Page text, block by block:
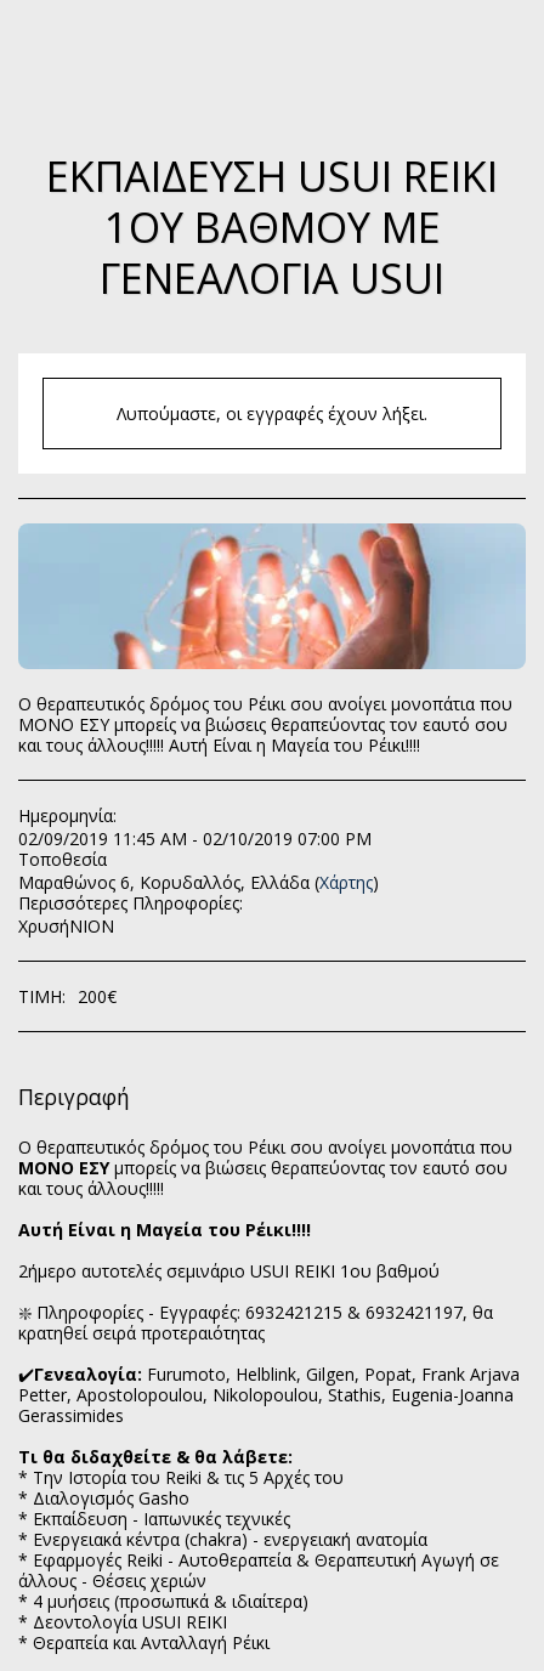
ΕΚΠΑΙΔΕΥΣΗ USUI REIKI
1OΥ ΒΑΘΜΟΎ ΜΕ
ΓΕΝΕΑΛΟΓΊΑ USUI
Λυπούμαστε, οι εγγραφές έχουν λήξει.
Ο θεραπευτικός δρόμος του Ρέικι σου ανοίγει μονοπάτια που
MONO EΣΥ μπορείς να βιώσεις θεραπεύοντας τον εαυτό σου
και τους άλλους!!!!! Αυτή Είναι η Μαγεία του Ρέικι!!!!
Ημερομηνία:
02/09/2019 11:45 AM - 02/10/2019 07:00 PM
Τοποθεσία
Μαραθώνος 6, Κορυδαλλός, Ελλάδα (Χάρτης)
Περισσότερες Πληροφορίες:
ΧρυσήΝΙΟΝ
ΤΙΜΉ: 200€
Περιγραφή
Ο θεραπευτικός δρόμος του Ρέικι σου ανοίγει μονοπάτια που
MONO EΣΥμπορείς να βιώσεις θεραπεύοντας τον εαυτό σου
και τους άλλους!!!!!
Αυτή Είναι η Μαγεία του Ρέικι!!!!
2ήμερο αυτοτελές σεμινάριο USUI REIKI 1oυ βαθμού
❇️ Πληροφορίες - Εγγραφές: 6932421215 & 6932421197, θα
κρατηθεί σειρά προτεραιότητας
✔️Γενεαλογία: Furumoto, Helblink, Gilgen, Popat, Frank Arjava
Petter, Apostolopoulou, Nikolopoulou, Stathis, Eugenia-Joanna
Gerassimides
Tι θα διδαχθείτε & θα λάβετε:
* Την Ιστορία του Reiki & τις 5 Aρχές του
* Διαλογισμός Gasho
* Εκπαίδευση - Ιαπωνικές τεχνικές
* Ενεργειακά κέντρα (chakra) - ενεργειακή ανατομία
* Εφαρμογές Reiki - Αυτοθεραπεία & Θεραπευτική Αγωγή σε
άλλους - Θέσεις χεριών
* 4 μυήσεις (προσωπικά & ιδιαίτερα)
* Δεοντολογία USUI REIKI
* Θεραπεία και Ανταλλαγή Ρέικι